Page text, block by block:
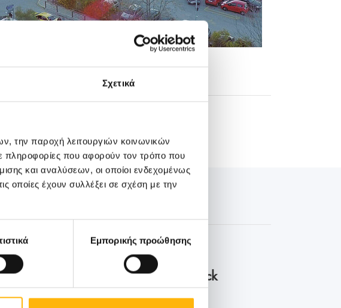
Σχετικά
την παροχή λειτουργιών κοινωνικών
πληροφορίες που αφορούν τον τρόπο που
και αναλύσεων, οι οποίοι ενδεχομένως
οποίες έχουν συλλέξει σε σχέση με την
Εμπορικής προώθησης
με ολοκληρωμένα πακέτα check